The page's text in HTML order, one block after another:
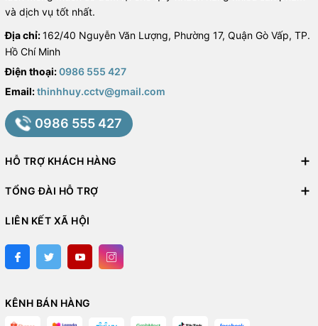
và dịch vụ tốt nhất.
Địa chỉ:162/40 Nguyễn Văn Lượng, Phường 17, Quận Gò Vấp, TP.
Hồ Chí Minh
Điện thoại:0986 555 427
Email:thinhhuy.cctv@gmail.com
0986 555 427
HỖ TRỢ KHÁCH HÀNG
TỔNG ĐÀI HỖ TRỢ
LIÊN KẾT XÃ HỘI
KÊNH BÁN HÀNG